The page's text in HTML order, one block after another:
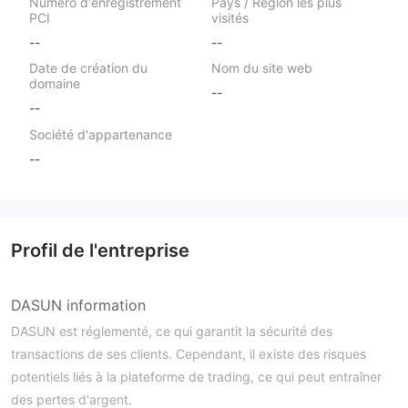
PCI
--
visités
--
Date de création du
domaine
--
Nom du site web
--
Société d'appartenance
--
Profil de l'entreprise
DASUN information
DASUN est réglementé, ce qui garantit la sécurité des
transactions de ses clients. Cependant, il existe des risques
potentiels liés à la plateforme de trading, ce qui peut entraîner
des pertes d'argent.